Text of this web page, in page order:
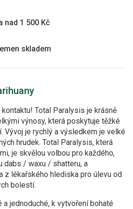
nad 1 500 Kč
skladem
Total Paralysis je krásně
výnosy, která poskytuje těžké
Vývoj je rychlý a výsledkem je velké
hrudek. Total Paralysis, která
je skvělou volbou pro každého,
dabs / waxu / shatteru, a
z lékařského hlediska pro úlevu od
bolestí.
jednoduché, k vytvoření bohaté